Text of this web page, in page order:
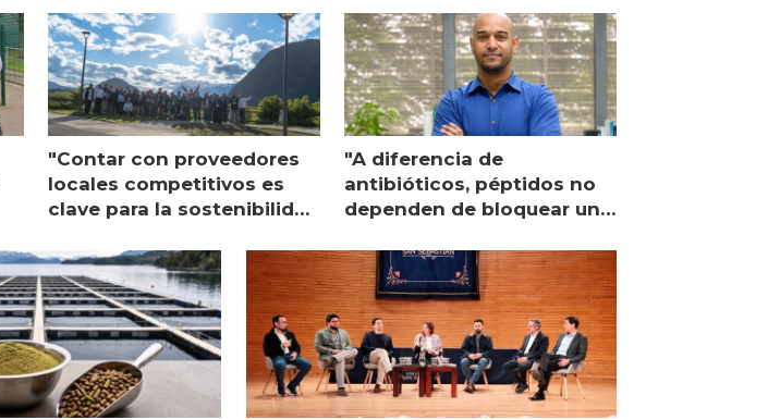
"Contar con proveedores
locales competitivos es
clave para la sostenibilidad
"A diferencia de
antibióticos, péptidos no
dependen de bloquear una